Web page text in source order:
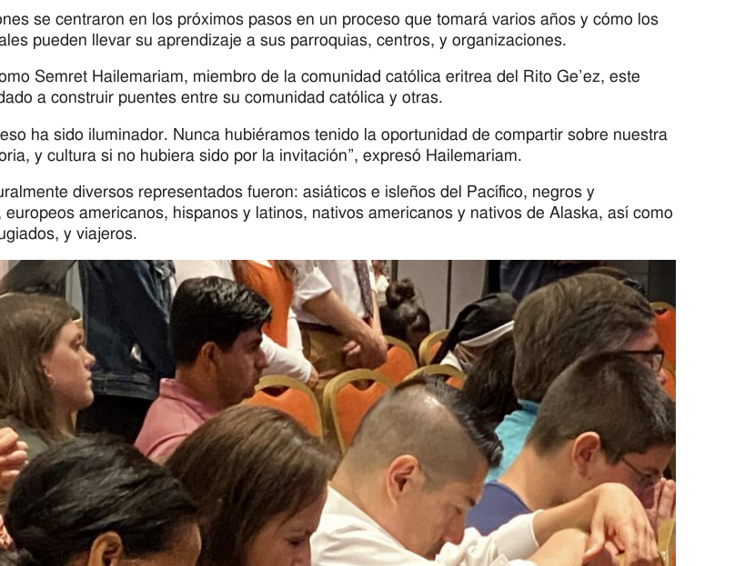
se centraron en los próximos pasos en un proceso que tomará varios años y cómo los
pueden llevar su aprendizaje a sus parroquias, centros, y organizaciones.
Semret Hailemariam, miembro de la comunidad católica eritrea del Rito Ge’ez, este
a construir puentes entre su comunidad católica y otras.
ha sido iluminador. Nunca hubiéramos tenido la oportunidad de compartir sobre nuestra
y cultura si no hubiera sido por la invitación”, expresó Hailemariam.
diversos representados fueron: asiáticos e isleños del Pacífico, negros y
europeos americanos, hispanos y latinos, nativos americanos y nativos de Alaska, así como
y viajeros.